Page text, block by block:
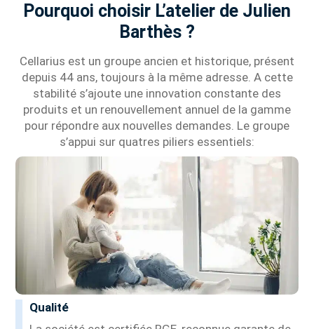
Pourquoi choisir L’atelier de Julien
Barthès ?
Cellarius est un groupe ancien et historique, présent
depuis 44 ans, toujours à la même adresse. A cette
stabilité s’ajoute une innovation constante des
produits et un renouvellement annuel de la gamme
pour répondre aux nouvelles demandes. Le groupe
s’appui sur quatres piliers essentiels:
Qualité